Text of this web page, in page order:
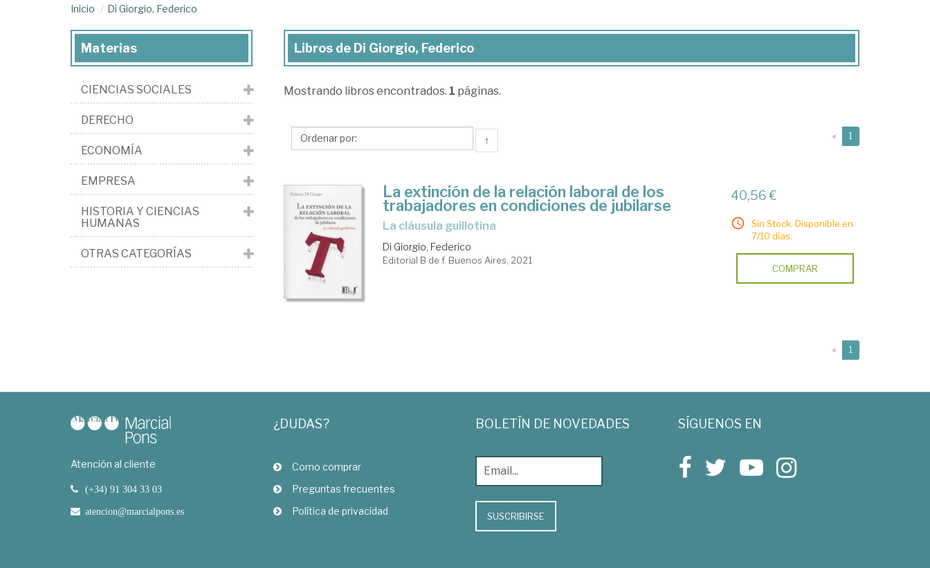
Inicio Di Giorgio, Federico
Libros
Di
Federico
Libros de Di Giorgio, Federico
Mostrando libros encontrados. 1 páginas.
↑ « 1
La extinción de la relación laboral de los
trabajadores en condiciones de jubilarse
la cláusula guillotina
Di Giorgio, Federico
Editorial B de f. Buenos Aires, 2021
40,56 €
Sin Stock. Disponible en
7/10 días.
COMPRAR
« 1
Materias
CIENCIAS SOCIALES
DERECHO
ECONOMÍA
EMPRESA
HISTORIA Y CIENCIAS
HUMANAS
OTRAS CATEGORÍAS
Atención al cliente
(+34) 91 304 33 03
atencion@marcialpons.es
¿DUDAS?
Como comprar
Preguntas frecuentes
Política de privacidad
BOLETÍN DE NOVEDADES
SUSCRIBIRSE
SÍGUENOS EN